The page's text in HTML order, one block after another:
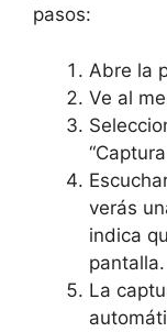
pasos:
Abre la
Ve al
verás
indica
pantalla.
La